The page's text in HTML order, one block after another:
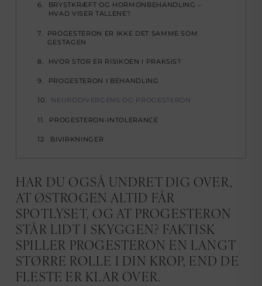
BRYSTKRÆFT OG HORMONBEHANDLING –
HVAD VISER TALLENE?
PROGESTERON ER IKKE DET SAMME SOM
GESTAGEN
HVOR STOR ER RISIKOEN I PRAKSIS?
PROGESTERON I BEHANDLING
NEURODIVERGENS OG PROGESTERON
PROGESTERON-INTOLERANCE
BIVIRKNINGER
HAR DU OGSÅ UNDRET DIG OVER,
AT ØSTROGEN ALTID FÅR
SPOTLYSET, OG AT PROGESTERON
STÅR LIDT I SKYGGEN? FAKTISK
SPILLER PROGESTERON EN LANGT
STØRRE ROLLE I DIN KROP, END DE
FLESTE ER KLAR OVER.